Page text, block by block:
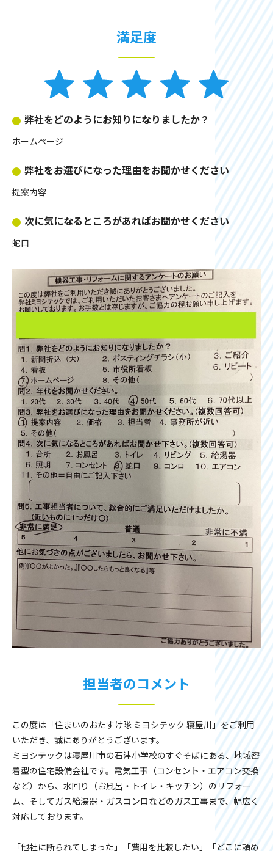
満足度
弊社をどのようにお知りになりましたか？
ホームページ
弊社をお選びになった理由をお聞かせください
提案内容
次に気になるところがあればお聞かせください
蛇口
担当者のコメント
この度は「住まいのおたすけ隊 ミヨシテック 寝屋川」をご利用
いただき、誠にありがとうございます。
ミヨシテックは寝屋川市の石津小学校のすぐそばにある、地域密
着型の住宅設備会社です。電気工事（コンセント・エアコン交換
など）から、水回り（お風呂・トイレ・キッチン）のリフォー
ム、そしてガス給湯器・ガスコンロなどのガス工事まで、幅広く
対応しております。
「他社に断られてしまった」「費用を比較したい」「どこに頼め